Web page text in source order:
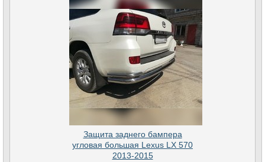
Защита заднего бампера
угловая большая Lexus LX 570
2013-2015